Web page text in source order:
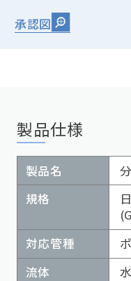
承認図
製品仕様
製品名
規格
対応管種
流体